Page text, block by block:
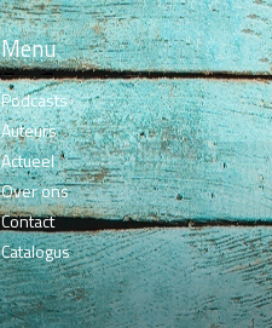
Menu
Podcasts
Auteurs
Actueel
Over ons
Contact
Catalogus